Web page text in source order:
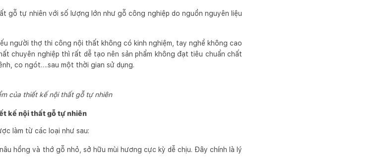
gỗ tự nhiên với số lượng lớn như gỗ công nghiệp do nguồn nguyên liệu
người thợ thi công nội thất không có kinh nghiệm, tay nghề không cao
chuyên nghiệp thì rất dễ tạo nên sản phẩm không đạt tiêu chuẩn chất
co ngót….sau một thời gian sử dụng.
của thiết kế nội thất gỗ tự nhiên
kế nội thất gỗ tự nhiên
làm từ các loại như sau:
hồng và thớ gỗ nhỏ, sở hữu mùi hương cực kỳ dễ chịu. Đây chính là lý